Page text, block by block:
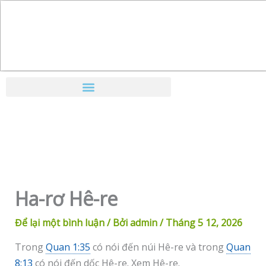
Ha-rơ Hê-re
Để lại một bình luận/ Bởiadmin/Tháng 5 12, 2026
TrongQuan 1:35 có nói đến núi Hê-re và trongQuan
8:13 có nói đến dốc Hê-re. Xem Hê-re.